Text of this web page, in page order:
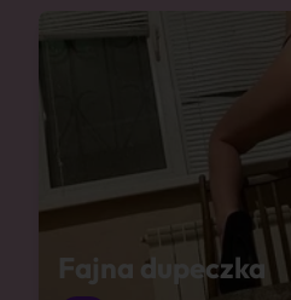
Fajna dupeczka